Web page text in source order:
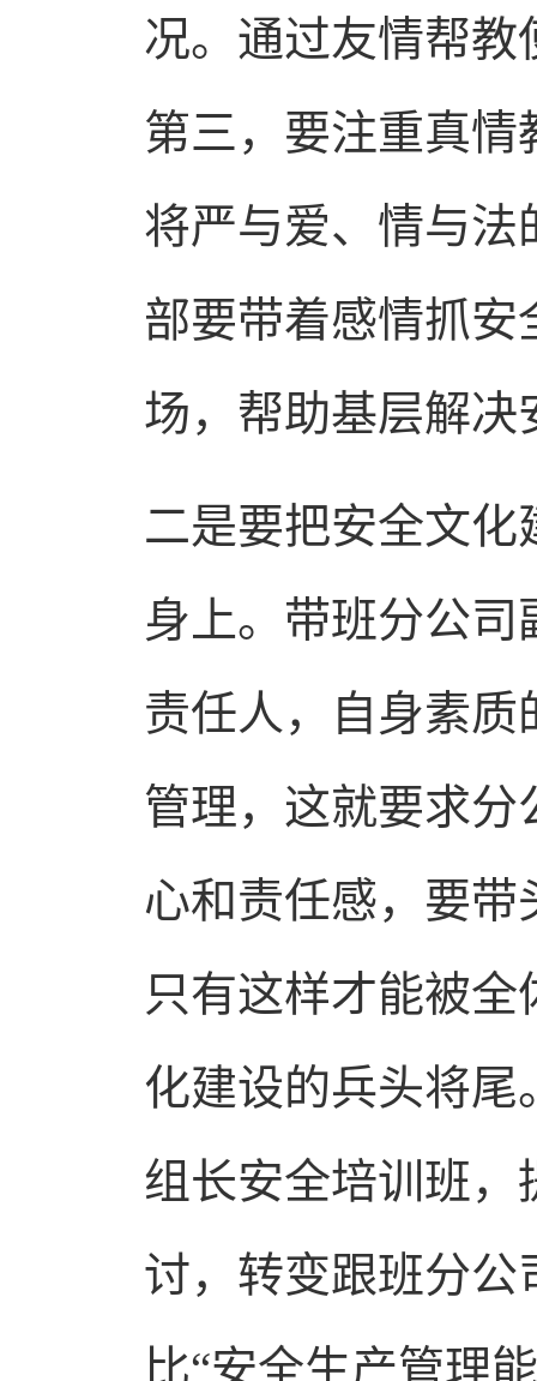
况。通过友情帮
第三，要注重真
将严与爱、情与
部要带着感情抓
场，帮助基层解决
二是要把安全文
身上。带班分公
责任人，自身素
管理，这就要求
心和责任感，要
只有这样才能被
化建设的兵头将
组长安全培训班
讨，转变跟班分
比“安全生产管理